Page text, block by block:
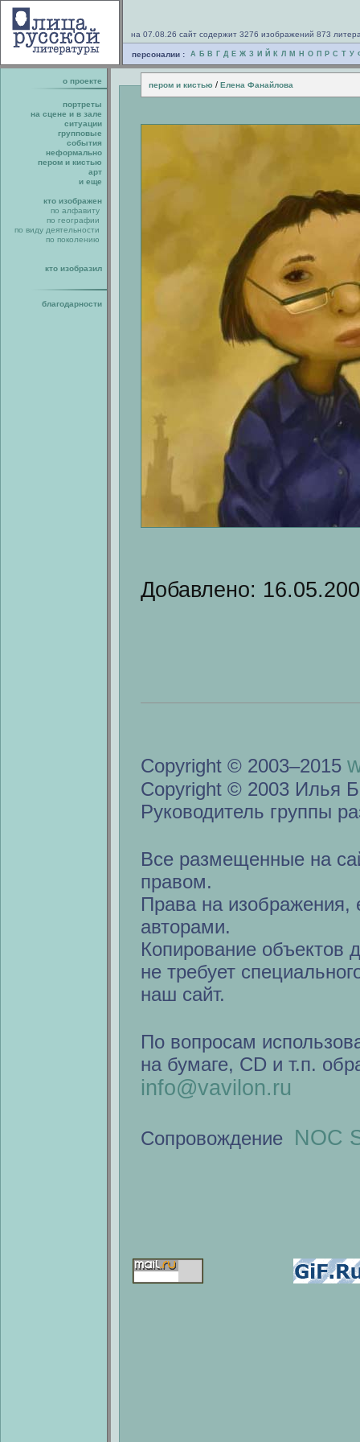
на 07.08.26 сайт содержит 3276 изображений 873
персоналии : А Б В Г Д Е Ж З И Й К Л М Н О П Р С Т У
о проекте пером и кистью / Елена Фанайлова
портреты
на сцене и в зале
ситуации
групповые
события
неформально
пером и кистью
арт
и еще
кто изображен
по алфавиту
по географии
по виду деятельности
по поколению
кто изобразил
благодарности
Добавлено:
Copyright © 2003–2015
Copyright © 2003 Илья
Руководитель группы
Все размещенные на
правом.
Права на изображения,
авторами.
Копирование объектов
не требует
наш сайт.
По вопросам
на бумаге, CD и т.п.
info@vavilon.ru
Сопровождение NOC